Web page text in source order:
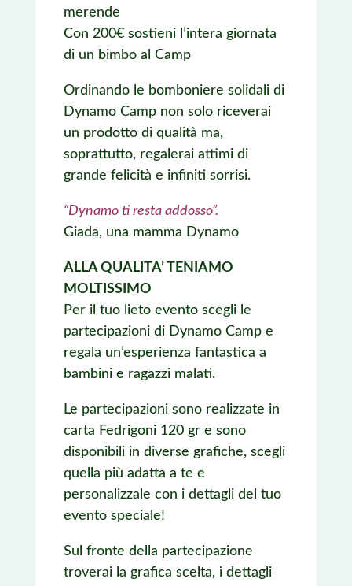
merende
Con 200€ sostieni l’intera giornata
di un bimbo al Camp
Ordinando le bomboniere solidali di
Dynamo Camp non solo riceverai
un prodotto di qualità ma,
soprattutto, regalerai attimi di
grande felicità e infiniti sorrisi.​
“Dynamo ti resta addosso”.
Giada, una mamma Dynamo
ALLA QUALITA’ TENIAMO
MOLTISSIMO
Per il tuo lieto evento scegli le
partecipazioni di Dynamo Camp e
regala un’esperienza fantastica a
bambini e ragazzi malati.
Le partecipazioni sono realizzate in
carta Fedrigoni 120 gr e sono
disponibili in diverse grafiche, scegli
quella più adatta a te e
personalizzale con i dettagli del tuo
evento speciale!
Sul fronte della partecipazione
troverai la grafica scelta, i dettagli